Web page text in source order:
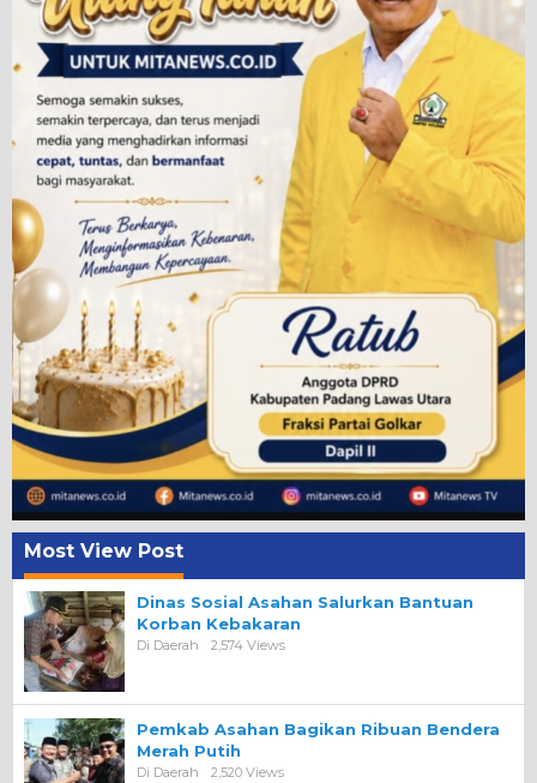
Most View Post
Dinas Sosial Asahan Salurkan Bantuan
Korban Kebakaran
Di Daerah 2,574 Views
Pemkab Asahan Bagikan Ribuan Bendera
Merah Putih
Di Daerah 2,520 Views